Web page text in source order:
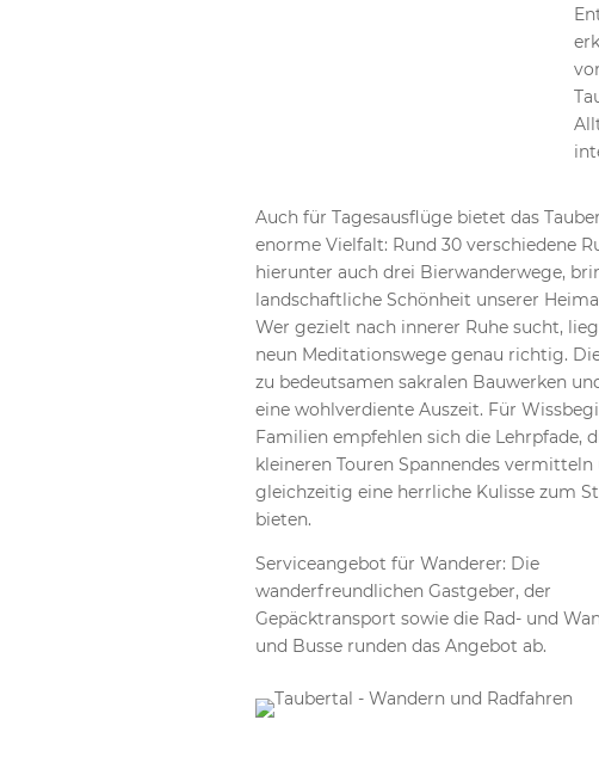
Auch für Tagesausflüge bietet das
enorme Vielfalt: Rund 30 verschiedene
hierunter auch drei Bierwanderwege,
landschaftliche Schönheit unserer
Wer gezielt nach innerer Ruhe sucht,
neun Meditationswege genau richtig.
zu bedeutsamen sakralen Bauwerken
eine wohlverdiente Auszeit. Für
Familien empfehlen sich die Lehrpfade,
kleineren Touren Spannendes vermitteln
gleichzeitig eine herrliche Kulisse zum
bieten.
Serviceangebot für Wanderer: Die
wanderfreundlichen Gastgeber, der
Gepäcktransport sowie die Rad- und
und Busse runden das Angebot ab.